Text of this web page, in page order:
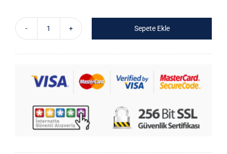
Sepete Ekle